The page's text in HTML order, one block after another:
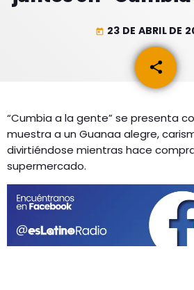
ACTUALIDAD
GEEKERS
MÚSICA
ENTRETENIMIENTO
LOS + TOP
PROGRAMACIÓN
INICIO
RADIO SPLENDID
CONTACTO
today 23 DE ABRIL DE
share
email
“Cumbia a la gente” se presenta
muestra a un Guanaa alegre,
divirtiéndose mientras hace
supermercado.